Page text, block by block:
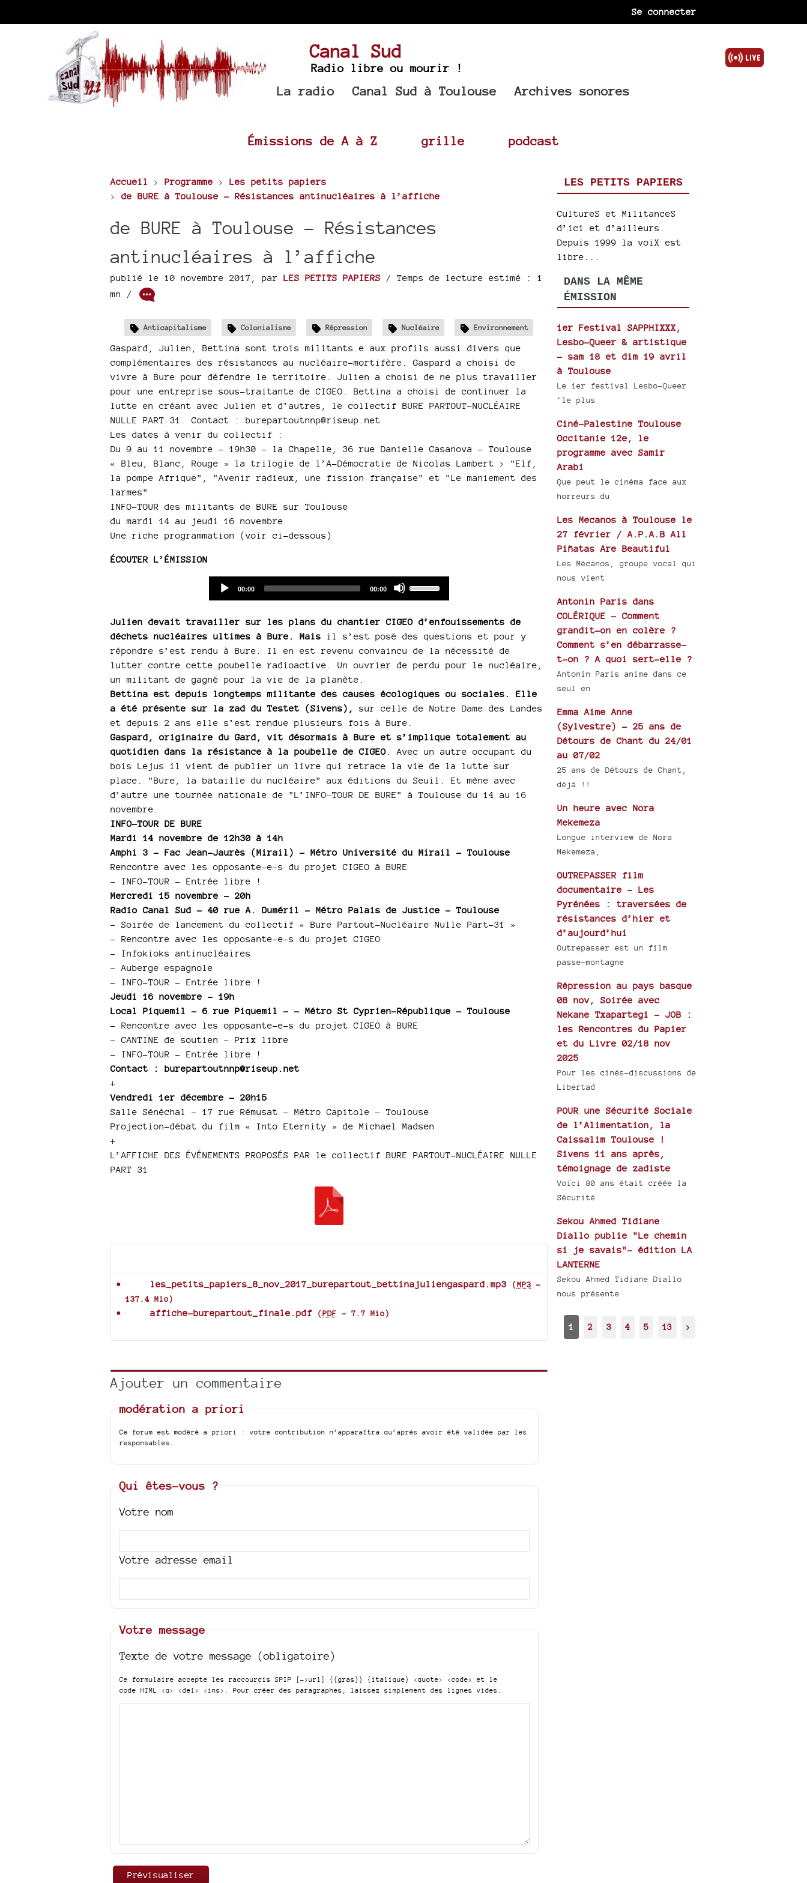
Se connecter
Canal Sud
Radio libre ou mourir !
La radio Canal Sud à Toulouse Archives sonores
Émissions de A à Z grille podcast
Accueil > Programme > Les petits papiers
> de BURE à Toulouse - Résistances antinucléaires à l’affiche
de BURE à Toulouse - Résistances
antinucléaires à l’affiche
publié le 10 novembre 2017 par LES PETITS PAPIERS / Temps de lecture estimé : 1
mn /
Anticapitalisme Colonialisme Répression Nucléaire Environnement
Gaspard, Julien, Bettina sont trois militants.e aux profils aussi divers que
complémentaires des résistances au nucléaire-mortifère. Gaspard a choisi de
vivre à Bure pour défendre le territoire. Julien a choisi de ne plus travailler
pour une entreprise sous-traitante de CIGEO. Bettina a choisi de continuer la
lutte en créant avec Julien et d’autres, le collectif BURE PARTOUT-NUCLÉAIRE
NULLE PART 31. Contact : burepartoutnnp@riseup.net
Les dates à venir du collectif :
Du 9 au 11 novembre - 19h30 - la Chapelle, 36 rue Danielle Casanova – Toulouse
« Bleu, Blanc, Rouge » la trilogie de l’A-Démocratie de Nicolas Lambert > "Elf,
la pompe Afrique", "Avenir radieux, une fission française" et "Le maniement des
larmes"
INFO-TOUR des militants de BURE sur Toulouse
du mardi 14 au jeudi 16 novembre
Une riche programmation (voir ci-dessous)
ÉCOUTER L’ÉMISSION
Current
00:00
Total
00:00
keys
to
increase
or
volume.
Julien devait travailler sur les plans du chantier CIGEO d’enfouissements de
déchets nucléaires ultimes à Bure. Mais il s’est posé des questions et pour y
répondre s’est rendu à Bure. Il en est revenu convaincu de la nécessité de
lutter contre cette poubelle radioactive. Un ouvrier de perdu pour le nucléaire,
un militant de gagné pour la vie de la planète.
Bettina est depuis longtemps militante des causes écologiques ou sociales. Elle
a été présente sur la zad du Testet (Sivens), sur celle de Notre Dame des Landes
et depuis 2 ans elle s’est rendue plusieurs fois à Bure.
Gaspard, originaire du Gard, vit désormais à Bure et s’implique totalement au
quotidien dans la résistance à la poubelle de CIGEO. Avec un autre occupant du
bois Lejus il vient de publier un livre qui retrace la vie de la lutte sur
place. "Bure, la bataille du nucléaire" aux éditions du Seuil. Et mène avec
d’autre une tournée nationale de "L’INFO-TOUR DE BURE" à Toulouse du 14 au 16
novembre.
INFO-TOUR DE BURE
Mardi 14 novembre de 12h30 à 14h
Amphi 3 – Fac Jean-Jaurès (Mirail) - Métro Université du Mirail - Toulouse
Rencontre avec les opposante-e-s du projet CIGEO à BURE
– INFO-TOUR – Entrée libre !
Mercredi 15 novembre – 20h
Radio Canal Sud – 40 rue A. Duméril – Métro Palais de Justice – Toulouse
– Soirée de lancement du collectif « Bure Partout-Nucléaire Nulle Part-31 »
– Rencontre avec les opposante-e-s du projet CIGEO
– Infokioks antinucléaires
– Auberge espagnole
– INFO-TOUR – Entrée libre !
Jeudi 16 novembre – 19h
Local Piquemil – 6 rue Piquemil - – Métro St Cyprien-République - Toulouse
– Rencontre avec les opposante-e-s du projet CIGEO à BURE
– CANTINE de soutien – Prix libre
– INFO-TOUR – Entrée libre !
Contact : burepartoutnnp@riseup.net
+
Vendredi 1er décembre – 20h15
Salle Sénéchal – 17 rue Rémusat – Métro Capitole – Toulouse
Projection-débat du film « Into Eternity » de Michael Madsen
+
L’AFFICHE DES ÉVÉNEMENTS PROPOSÉS PAR le collectif BURE PARTOUT-NUCLÉAIRE NULLE
PART 31
les_petits_papiers_8_nov_2017_burepartout_bettinajuliengaspard.mp3 (MP3 -
137.4 Mio)
affiche-burepartout_finale.pdf (PDF - 7.7 Mio)
Ajouter un commentaire
modération a priori
Ce forum est modéré a priori : votre contribution n’apparaîtra qu’après avoir été validée par les
responsables.
Qui êtes-vous ?
Votre nom
Votre adresse email
Votre message
Texte de votre message (obligatoire)
Ce formulaire accepte les raccourcis SPIP [->url] {{gras}} {italique} <quote> <code>
et le
code HTML <q> <del> <ins> . Pour créer des paragraphes, laissez simplement des lignes vides.
LES PETITS PAPIERS
CultureS et MilitanceS
d’ici et d’ailleurs.
Depuis 1999 la voiX est
libre...
DANS LA MÊME
ÉMISSION
1er Festival SAPPHIXXX,
Lesbo-Queer & artistique
- sam 18 et dim 19 avril
à Toulouse
Le 1er festival Lesbo-Queer
"le plus
Ciné-Palestine Toulouse
Occitanie 12e, le
programme avec Samir
Arabi
Que peut le cinéma face aux
horreurs du
Les Mecanos à Toulouse le
27 février / A.P.A.B All
Piñatas Are Beautiful
Les Mécanos, groupe vocal qui
nous vient
Antonin Paris dans
COLÉRIQUE - Comment
grandit-on en colère ?
Comment s’en débarrasse-
t-on ? A quoi sert-elle ?
Antonin Paris anime dans ce
seul en
Emma Aime Anne
(Sylvestre) - 25 ans de
Détours de Chant du 24/01
au 07/02
25 ans de Détours de Chant,
déjà !!
Un heure avec Nora
Mekemeza
Longue interview de Nora
Mekemeza,
OUTREPASSER film
documentaire - Les
Pyrénées : traversées de
résistances d’hier et
d’aujourd’hui
Outrepasser est un film
passe-montagne
Répression au pays basque
08 nov, Soirée avec
Nekane Txapartegi - JOB :
les Rencontres du Papier
et du Livre 02/18 nov
2025
Pour les cinés-discussions de
Libertad
POUR une Sécurité Sociale
de l’Alimentation, la
Caissalim Toulouse !
Sivens 11 ans après,
témoignage de zadiste
Voici 80 ans était créée la
Sécurité
Sekou Ahmed Tidiane
Diallo publie "Le chemin
si je savais"- édition LA
LANTERNE
Sekou Ahmed Tidiane Diallo
nous présente
1 2 3 4 5 13 >